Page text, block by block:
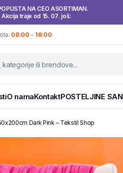
NA CEO ASORTIMAN.
Akcija traje od 15. 07. još:
08:00 - 16:00
O namaKontaktPOSTELJINE SAN
Dark Pink – Tekstil Shop